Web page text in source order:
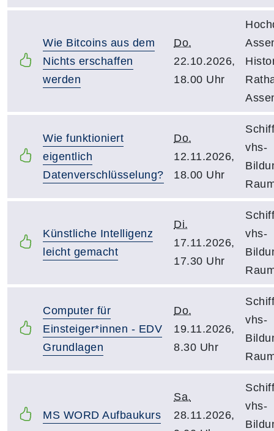
Wie Bitcoins aus dem
Nichts erschaffen
werden
Do.
22.10.2026,
18.00 Uhr
Wie funktioniert
eigentlich
Datenverschlüsselung?
Do.
12.11.2026,
18.00 Uhr
vhs-
Künstliche Intelligenz
leicht gemacht
Di.
17.11.2026,
17.30 Uhr
vhs-
Computer für
Einsteiger*innen - EDV
Grundlagen
Do.
19.11.2026,
8.30 Uhr
vhs-
MS WORD Aufbaukurs
Sa.
28.11.2026,
vhs-